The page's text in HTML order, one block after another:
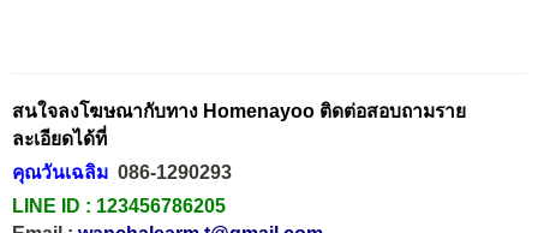
สนใจลงโฆษณากับทาง Homenayoo ติดต่อสอบถามราย
ละเอียดได้ที่
คุณวันเฉลิม 086-1290293
LINE ID : 123456786205